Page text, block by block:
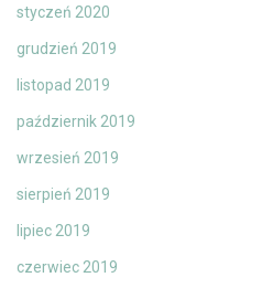
styczeń 2020
grudzień 2019
listopad 2019
październik 2019
wrzesień 2019
sierpień 2019
lipiec 2019
czerwiec 2019